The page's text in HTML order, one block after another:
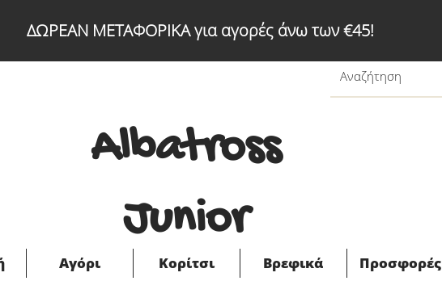
ΔΩΡΕΑΝ ΜΕΤΑΦΟΡΙΚΑ για αγορές άνω των €45!
Albatross
Junior
Αγόρι Κορίτσι Βρεφικά Προσφορές